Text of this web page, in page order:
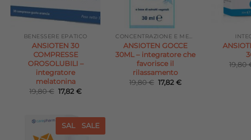
BENESSERE EPATICO
ANSIOTEN 30
COMPRESSE
OROSOLUBILI –
integratore
melatonina
19,80€ Il
prezzo
19,80 €.
17,82€Il
17,82 €.
CONCENTRAZIONE E MEMORIA
ANSIOTEN GOCCE
30ML – integratore che
favorisce il
rilassamento
19,80€ Il
prezzo
17,82€Il
19,80
SALE SALE